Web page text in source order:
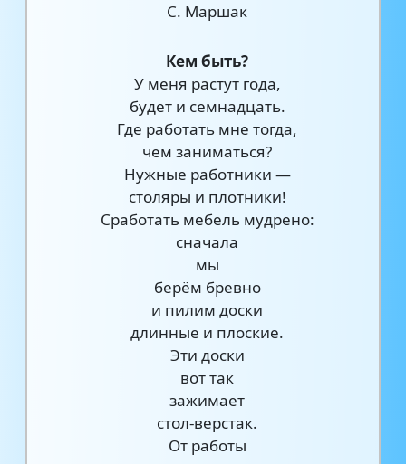
С. Маршак
Кем быть?
У меня растут года,
будет и семнадцать.
Где работать мне тогда,
чем заниматься?
Нужные работники —
столяры и плотники!
Сработать мебель мудрено:
сначала
мы
берём бревно
и пилим доски
длинные и плоские.
Эти доски
вот так
зажимает
стол-верстак.
От работы